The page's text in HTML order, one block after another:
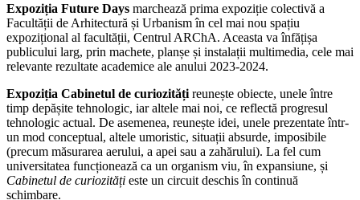
Expoziția Future Days marchează prima expoziție colectivă a
Facultății de Arhitectură și Urbanism în cel mai nou spațiu
expozițional al facultății, Centrul ARChA. Aceasta va înfățișa
publicului larg, prin machete, planșe și instalații multimedia, cele mai
relevante rezultate academice ale anului 2023-2024.
Expoziția Cabinetul de curiozități reunește obiecte, unele între
timp depășite tehnologic, iar altele mai noi, ce reflectă progresul
tehnologic actual. De asemenea, reunește idei, unele prezentate într-
un mod conceptual, altele umoristic, situații absurde, imposibile
(precum măsurarea aerului, a apei sau a zahărului). La fel cum
universitatea funcționează ca un organism viu, în expansiune, și
Cabinetul de curiozități este un circuit deschis în continuă
schimbare.